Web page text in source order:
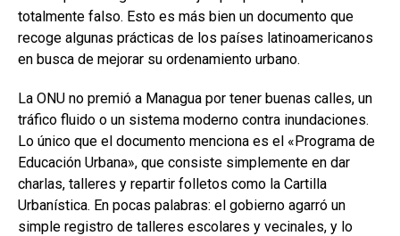
totalmente falso. Esto es más bien un documento que
recoge algunas prácticas de los países latinoamericanos
en busca de mejorar su ordenamiento urbano.
La ONU no premió a Managua por tener buenas calles, un
tráfico fluido o un sistema moderno contra inundaciones.
Lo único que el documento menciona es el «Programa de
Educación Urbana», que consiste simplemente en dar
charlas, talleres y repartir folletos como la Cartilla
Urbanística. En pocas palabras: el gobierno agarró un
simple registro de talleres escolares y vecinales, y lo